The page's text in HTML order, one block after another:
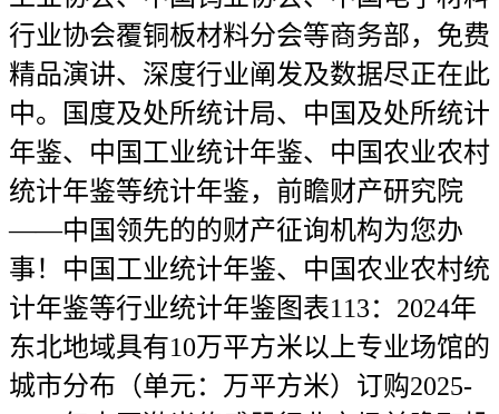
行业协会覆铜板材料分会等商务部，免费
精品演讲、深度行业阐发及数据尽正在此
中。国度及处所统计局、中国及处所统计
年鉴、中国工业统计年鉴、中国农业农村
统计年鉴等统计年鉴，前瞻财产研究院
——中国领先的的财产征询机构为您办
事！中国工业统计年鉴、中国农业农村统
计年鉴等行业统计年鉴图表113：2024年
东北地域具有10万平方米以上专业场馆的
城市分布（单元：万平方米）订购2025-